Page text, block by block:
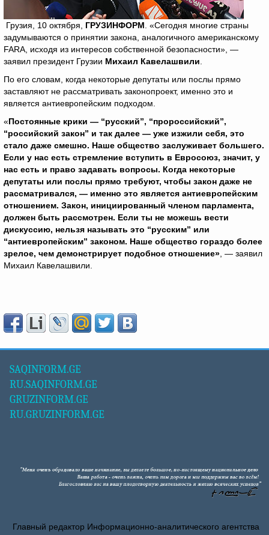
Грузия, 10 октября, ГРУЗИНФОРМ . «Сегодня многие страны
задумываются о принятии закона, аналогичного американскому
FARA, исходя из интересов собственной безопасности», —
заявил президент Грузии Михаил Кавелашвили
По его словам, когда некоторые депутаты или послы прямо
заставляют не рассматривать законопроект, именно это и
является антиевропейским подходом.
«Постоянные крики — “русский”, “пророссийский”,
“российский закон” и так далее — уже изжили себя, это
стало даже смешно. Наше общество заслуживает большего.
Если у нас есть стремление вступить в Евроcоюз, значит, у
нас есть и право задавать вопросы. Когда некоторые
депутаты или послы прямо требуют, чтобы закон даже не
рассматривался, — именно это является антиевропейским
отношением. Закон, инициированный членом парламента,
должен быть рассмотрен. Если ты не можешь вести
дискуссию, нельзя называть это “русским” или
“антиевропейским” законом. Наше общество гораздо более
зрелое, чем демонстрирует подобное отношение» , — заявил
Михаил Кавелашвили.
SAQINFORM.GE
RU.SAQINFORM.GE
GRUZINFORM.GE
RU.GRUZINFORM.GE
Главный редактор Информационно-аналитического агентства